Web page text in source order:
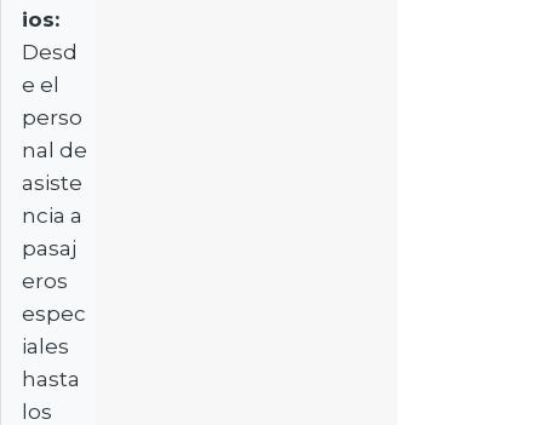
ios:
Desd
e el
perso
nal de
asiste
ncia a
pasaj
eros
espec
iales
hasta
los